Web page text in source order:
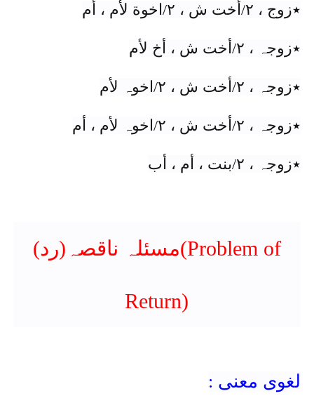
٭زوج ، ٢/أخت ش ، ٢/اخوة لأم ، أم
٭زوجہ ، ٢/أخت ش ، أخ لأم
٭زوجہ ، ٢/أخت ش ، ٢/اخوہ لأم
٭زوجہ ، ٢/أخت ش ، ٢/اخوہ لأم ، أم
٭زوجہ ، ٢/بنت ، أم ، أب
مسئلہ ناقصہ(رد)(Problem of
Return)
لغوی معنی :